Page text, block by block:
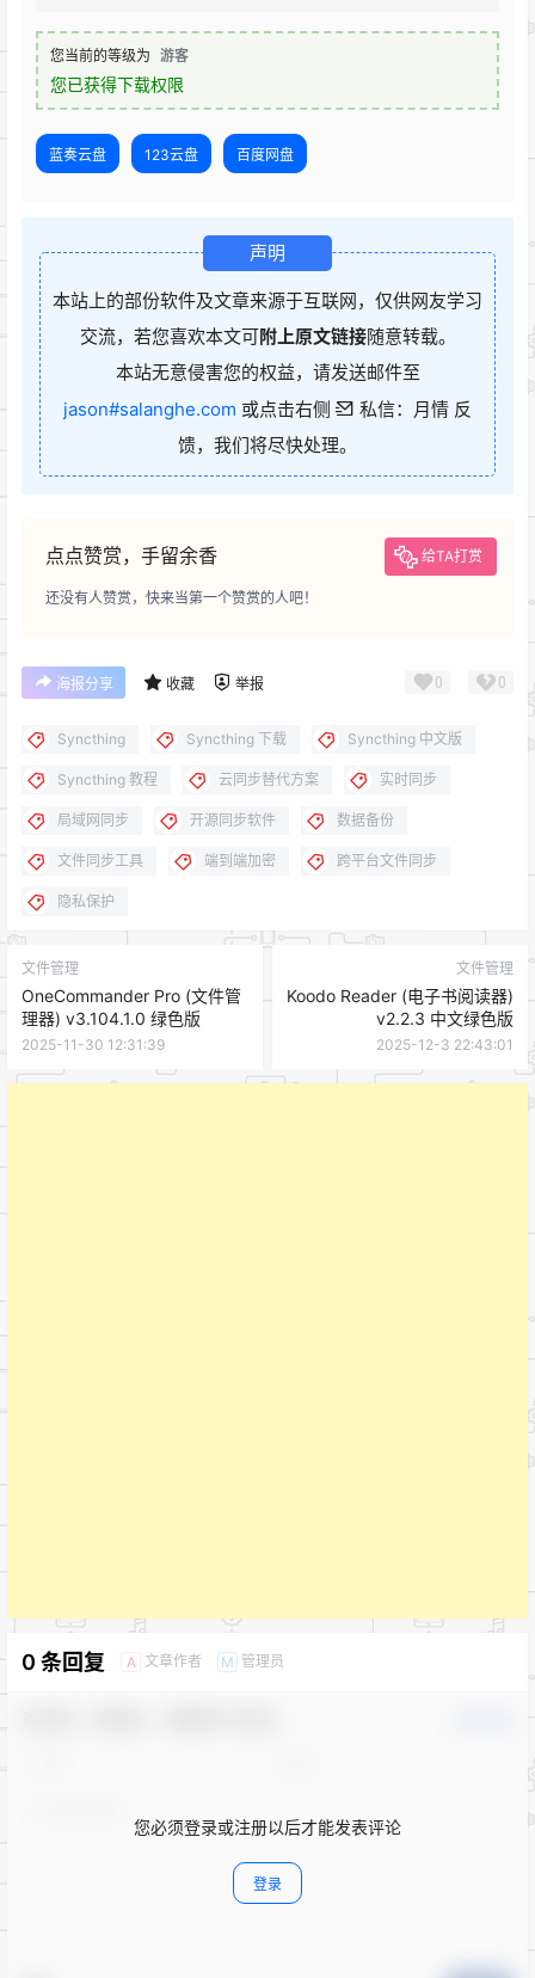
您当前的等级为 游客
您已获得下载权限
蓝奏云盘 123云盘 百度网盘
声明
本站上的部份软件及文章来源于互联网，仅供网友学习
交流，若您喜欢本文可附上原文链接随意转载。
本站无意侵害您的权益，请发送邮件至
jason#salanghe.com 或点击右侧
私信：月情 反
馈，我们将尽快处理。
点点赞赏，手留余香 给TA打赏
还没有人赞赏，快来当第一个赞赏的人吧！
海报分享 收藏 举报 0 0
Syncthing Syncthing 下载 Syncthing 中文版
Syncthing 教程 云同步替代方案 实时同步
局域网同步 开源同步软件 数据备份
文件同步工具 端到端加密 跨平台文件同步
隐私保护
文件管理
OneCommander Pro (文件管
理器) v3.104.1.0 绿色版
2025-11-30 12:31:39
文件管理
Koodo Reader (电子书阅读器)
v2.2.3 中文绿色版
2025-12-3 22:43:01
0 条回复 A 文章作者 M 管理员
您必须登录或注册以后才能发表评论
登录